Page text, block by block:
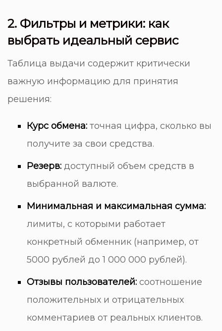
2. Фильтры и метрики: как
выбрать идеальный сервис
Таблица выдачи содержит критически
важную информацию для принятия
решения:
Курс обмена:точная цифра, сколько вы
получите за свои средства.
Резерв:доступный объем средств в
выбранной валюте.
Минимальная и максимальная сумма:
лимиты, с которыми работает
конкретный обменник (например, от
5000 рублей до 1 000 000 рублей).
Отзывы пользователей:соотношение
положительных и отрицательных
комментариев от реальных клиентов.